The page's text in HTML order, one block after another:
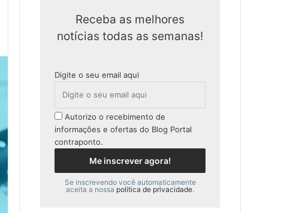
Receba as melhores
notícias todas as semanas!
Digite o seu email aqui
Autorizo o recebimento de
informações e ofertas do Blog Portal
contraponto.
Se inscrevendo você automaticamente
aceita a nossa política de privacidade.